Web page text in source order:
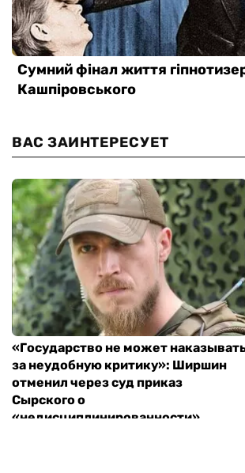
ВАС ЗАИНТЕРЕСУЕТ
«Государство не может
за неудобную критику»: Ширшин
отменил через суд приказ
Сырского о
«недисциплинированности»